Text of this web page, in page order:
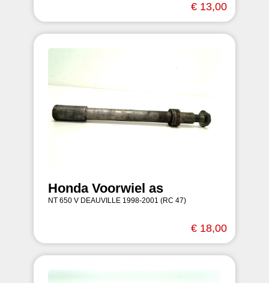
€ 13,00
Honda Voorwiel as
NT 650 V DEAUVILLE 1998-2001 (RC 47)
€ 18,00